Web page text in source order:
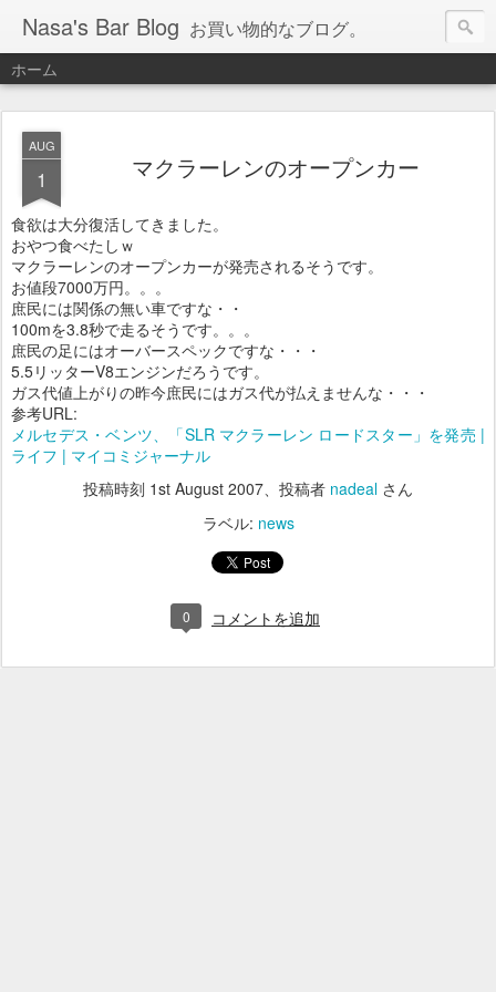
Nasa's Bar Blog お買い物的なブログ。
ホーム
AUG
1 マクラーレンのオープンカー
食欲は大分復活してきました。
おやつ食べたしｗ
マクラーレンのオープンカーが発売されるそうです。
お値段7000万円。。。
庶民には関係の無い車ですな・・
100mを3.8秒で走るそうです。。。
庶民の足にはオーバースペックですな・・・
5.5リッターV8エンジンだろうです。
ガス代値上がりの昨今庶民にはガス代が払えませんな・・・
参考URL:
メルセデス・ベンツ、「SLR マクラーレン ロードスター」を発売 |
ライフ | マイコミジャーナル
投稿時刻 1st August 2007、投稿者 nadeal さん
ラベル: news
0 コメントを追加